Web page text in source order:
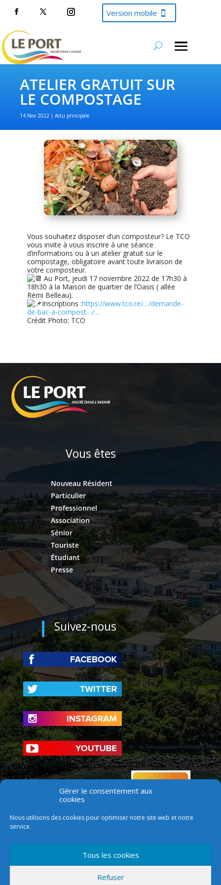
Gérer le consentement aux
cookies
Nous utilisons des cookies pour optimiser notre site web et notre
service.
Tous les cookies
Refuser
Version mobile
ATELIER GRATUIT SUR
LE COMPOSTAGE
14 Nov 2022 Actu principale
Vous souhaitez disposer d’un composteur? Le TCO
vous invite à vous inscrire à une séance
d‘informations ou à un atelier gratuit sur le
compostage, obligatoire avant toute livraison de
votre composteur.
Au Port, jeudi 17 novembre 2022 de 17h30 à
18h30 à la Maison de quartier de l’Oasis ( allée
Rémi Belleau).
Inscriptions :https://www.tco.re/…/demande-
de-bac-a-compost…/…
Crédit Photo: TCO
Vous êtes
Nouveau Résident
Particulier
Professionnel
Association
Sénior
Touriste
Étudiant
Presse
Suivez-nous